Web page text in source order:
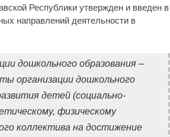
Республики утвержден и введен в
направлений деятельности в
дошкольного образования –
организации дошкольного
детей (социально-
физическому
коллектива на достижение
i i
Ролик из Омска: вы